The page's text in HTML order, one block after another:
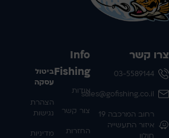
Info
Fishing
אודות
צור קשר
החזרות
ביטול
עסקה
הצהרת
נגישות
מדיניות
צרו קשר
03-5589144
sales@gofishing.co.il
רחוב המרכבה 19
איזור התעשייה
חולון